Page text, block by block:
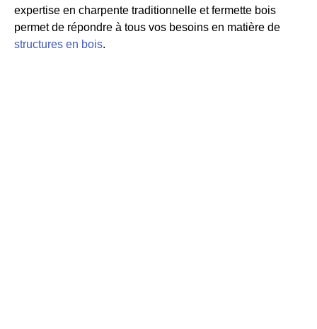
expertise en charpente traditionnelle et fermette bois
permet de répondre à tous vos besoins en matière de
structures en bois.